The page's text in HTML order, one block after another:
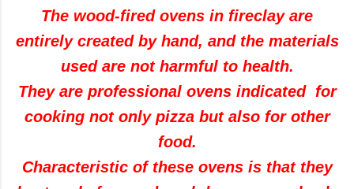
The wood-fired ovens in fireclay are
entirely created by hand, and the materials
used are not harmful to health.
They are professional ovens indicated for
cooking not only pizza but also for other
food.
Characteristic of these ovens is that they